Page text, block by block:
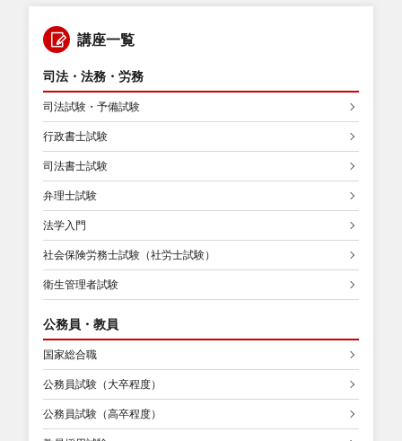
講座一覧
司法・法務・労務
司法試験・予備試験
行政書士試験
司法書士試験
弁理士試験
法学入門
社会保険労務士試験（社労士試験）
衛生管理者試験
公務員・教員
国家総合職
公務員試験（大卒程度）
公務員試験（高卒程度）